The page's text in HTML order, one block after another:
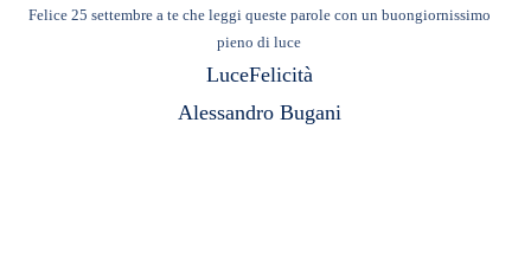
Felice 25 settembre a te che leggi queste parole con un buongiornissimo
pieno di luce
LuceFelicità
Alessandro Bugani